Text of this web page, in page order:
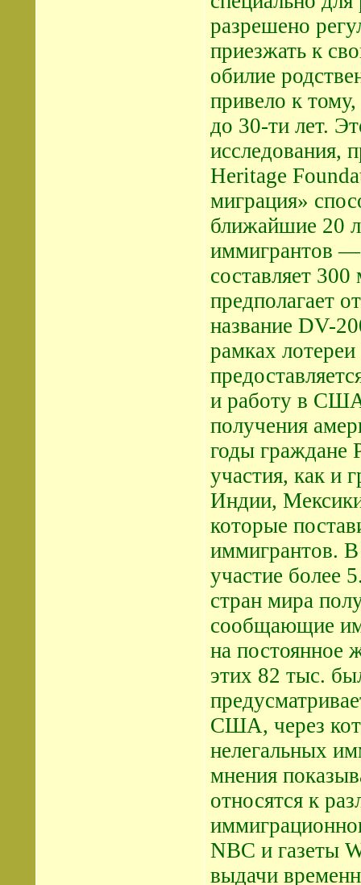
разрешено
приезжать к
обилие
привело к
до 30-ти лет.
исследования,
Heritage
миграция»
ближайшие 20
иммигрантов
составляет
предполагает
название DV-
рамках
и работу в
получения
годы граждане
участия, как и
Индии,
которые
иммигрантов. В
участие более
стран мира
сообщающие
на постоянное
этих 82 тыс.
США, через
нелегальных
мнения
относятся к
NBC и газеты
выдачи